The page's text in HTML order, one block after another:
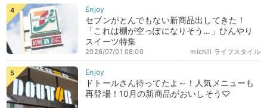
セブンがとんでもない新商品出してきた！
「これは棚が空っぽになりそう…」ひんやり
スイーツ特集
michill ライフスタイル
2026/07/01 08:00
ドトールさん待ってたよ～！人気メニューも
再登場！10月の新商品がおいしそう♡